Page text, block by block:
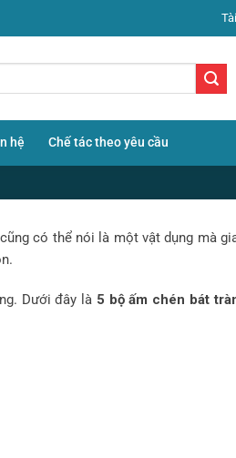
hệ Chế tác theo yêu cầu
Đẹp Nhất
có thể nói là một vật dụng mà
Dưới đây là 5 bộ ấm chén bát